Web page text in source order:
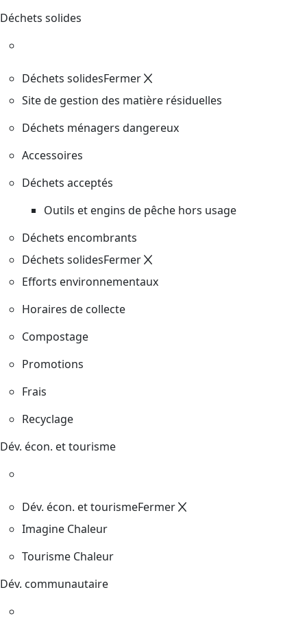
Déchets solides
Déchets solidesFermer
Site de gestion des matière résiduelles
Déchets ménagers dangereux
Accessoires
Déchets acceptés
Outils et engins de pêche hors usage
Déchets encombrants
Déchets solidesFermer
Efforts environnementaux
Horaires de collecte
Compostage
Promotions
Frais
Recyclage
Dév. écon. et tourisme
Dév. écon. et tourismeFermer
Imagine Chaleur
Tourisme Chaleur
Dév. communautaire